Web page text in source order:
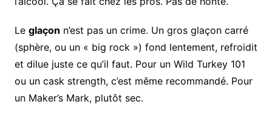
Le glaçon n’est pas un crime. Un gros glaçon carré
(sphère, ou un « big rock ») fond lentement, refroidit
et dilue juste ce qu’il faut. Pour un Wild Turkey 101
ou un cask strength, c’est même recommandé. Pour
un Maker’s Mark, plutôt sec.